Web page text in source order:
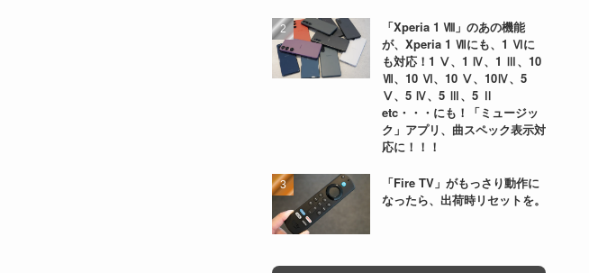
「Xperia 1 Ⅷ」のあの機能
が、Xperia 1 Ⅶにも、1 Ⅵに
も対応！1 Ⅴ、1 Ⅳ、1 Ⅲ、10
Ⅶ、10 Ⅵ、10 Ⅴ、10Ⅳ、5
Ⅴ、5 Ⅳ、5 Ⅲ、5 Ⅱ
etc・・・にも！「ミュージッ
ク」アプリ、曲スペック表示対
応に！！！
「Fire TV」がもっさり動作に
なったら、出荷時リセットを。